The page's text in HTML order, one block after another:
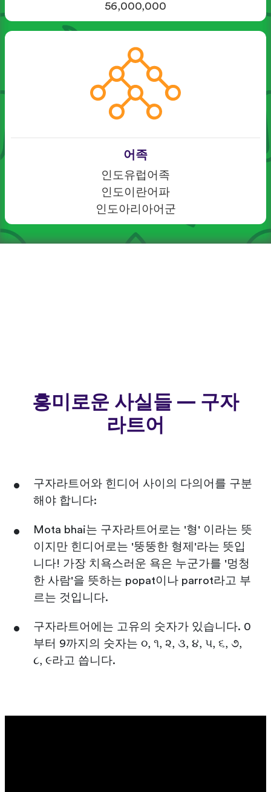
56,000,000
어족
인도유럽어족
인도이란어파
인도아리아어군
흥미로운 사실들 — 구자
라트어
구자라트어와 힌디어 사이의 다의어를 구분
해야 합니다:
Mota bhai는 구자라트어로는 '형' 이라는 뜻
이지만 힌디어로는 '뚱뚱한 형제'라는 뜻입
니다! 가장 치욕스러운 욕은 누군가를 '멍청
한 사람'을 뜻하는 popat이나 parrot라고 부
르는 것입니다.
구자라트어에는 고유의 숫자가 있습니다. 0
부터 9까지의 숫자는 ૦, ૧, ૨, ૩, ૪, ૫, ૬, ૭,
૮, ૯라고 씁니다.